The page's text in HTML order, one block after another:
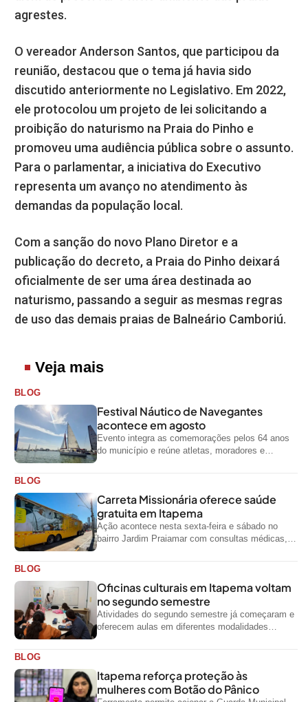
agrestes.
O vereador Anderson Santos, que participou da
reunião, destacou que o tema já havia sido
discutido anteriormente no Legislativo. Em 2022,
ele protocolou um projeto de lei solicitando a
proibição do naturismo na Praia do Pinho e
promoveu uma audiência pública sobre o assunto.
Para o parlamentar, a iniciativa do Executivo
representa um avanço no atendimento às
demandas da população local.
Com a sanção do novo Plano Diretor e a
publicação do decreto, a Praia do Pinho deixará
oficialmente de ser uma área destinada ao
naturismo, passando a seguir as mesmas regras
de uso das demais praias de Balneário Camboriú.
Veja mais
BLOG
Festival Náutico de Navegantes
acontece em agosto
Evento integra as comemorações pelos 64 anos
do município e reúne atletas, moradores e
BLOG
Carreta Missionária oferece saúde
gratuita em Itapema
Ação acontece nesta sexta-feira e sábado no
bairro Jardim Praiamar com consultas médicas,
BLOG
Oficinas culturais em Itapema voltam
no segundo semestre
Atividades do segundo semestre já começaram e
oferecem aulas em diferentes modalidades
BLOG
Itapema reforça proteção às
mulheres com Botão do Pânico